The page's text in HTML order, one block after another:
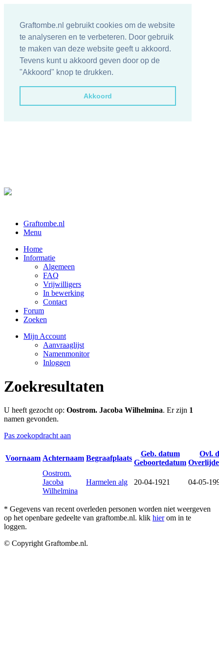
Graftombe.nl gebruikt cookies om de website
te analyseren en te verbeteren. Door gebruik
te maken van deze website geeft u akkoord.
Tevens kunt u akkoord geven door op de
"Akkoord" knop te drukken.
Akkoord
Graftombe.nl
Menu
Home
Informatie
Algemeen
FAQ
Vrijwilligers
In bewerking
Contact
Forum
Zoeken
Mijn Account
Aanvraaglijst
Namenmonitor
Inloggen
Zoekresultaten
U heeft gezocht op: Oostrom. Jacoba Wilhelmina. Er zijn 1
namen gevonden.
Pas zoekopdracht aan
Voornaam Achternaam Begraafplaats
Geb. datum
Geboortedatum
Ovl.
Oostrom.
Jacoba
Wilhelmina
Harmelen alg 20-04-1921 04-05-
* Gegevens van recent overleden personen worden niet weergeven
op het openbare gedeelte van graftombe.nl. klik hierom in te
loggen.
© Copyright Graftombe.nl.